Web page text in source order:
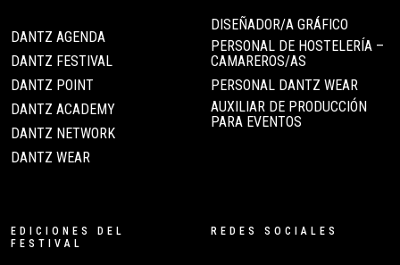
DANTZ AGENDA
DANTZ FESTIVAL
DANTZ POINT
DANTZ ACADEMY
DANTZ NETWORK
DANTZ WEAR
DISEÑADOR/A GRÁFICO
PERSONAL DE HOSTELERÍA –
CAMAREROS/AS
PERSONAL DANTZ WEAR
AUXILIAR DE PRODUCCIÓN
PARA EVENTOS
EDICIONES DEL
FESTIVAL
REDES SOCIALES